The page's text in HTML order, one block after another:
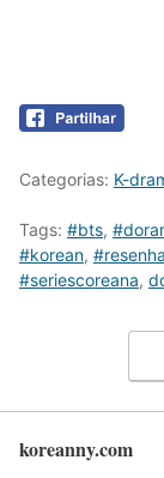
Categorias: K-
Tags: #bts,
#korean,
#seriescoreana,
koreanny.com